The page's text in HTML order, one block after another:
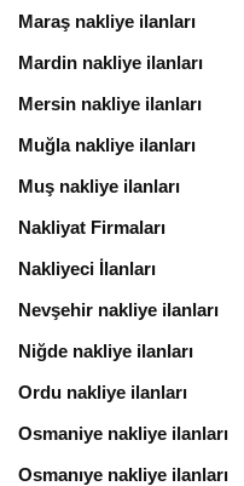
Maraş nakliye ilanları
Mardin nakliye ilanları
Mersin nakliye ilanları
Muğla nakliye ilanları
Muş nakliye ilanları
Nakliyat Firmaları
Nakliyeci İlanları
Nevşehir nakliye ilanları
Niğde nakliye ilanları
Ordu nakliye ilanları
Osmaniye nakliye ilanları
Osmanıye nakliye ilanları